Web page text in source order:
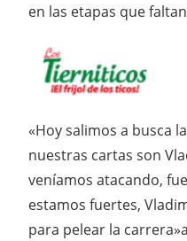
en las etapas que
«Hoy salimos a busca
nuestras cartas son
veníamos atacando,
estamos fuertes,
para pelear la